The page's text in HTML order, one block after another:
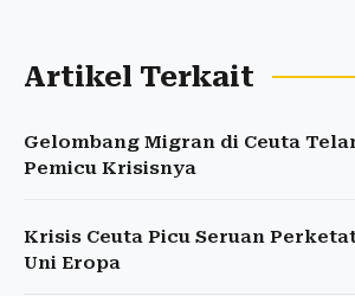
Artikel Terkait
Gelombang Migran di Ceuta
Pemicu Krisisnya
Krisis Ceuta Picu Seruan
Uni Eropa